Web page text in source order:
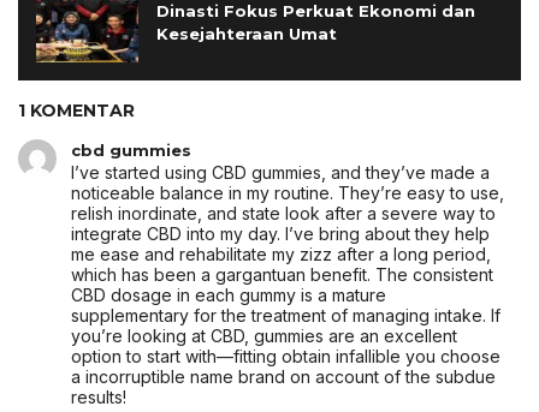
Dinasti Fokus Perkuat Ekonomi dan
Kesejahteraan Umat
1 KOMENTAR
cbd gummies
I’ve started using CBD gummies, and they’ve made a
noticeable balance in my routine. They’re easy to use,
relish inordinate, and state look after a severe way to
integrate CBD into my day. I’ve bring about they help
me ease and rehabilitate my zizz after a long period,
which has been a gargantuan benefit. The consistent
CBD dosage in each gummy is a mature
supplementary for the treatment of managing intake. If
you’re looking at CBD, gummies are an excellent
option to start with—fitting obtain infallible you choose
a incorruptible name brand on account of the subdue
results!